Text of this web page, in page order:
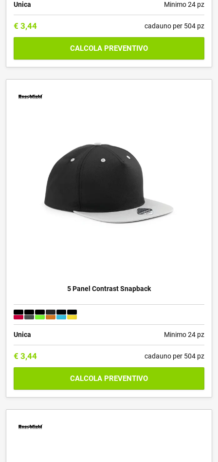
Unica Minimo 24 pz
€ 3,44 cadauno per 504 pz
CALCOLA PREVENTIVO
5 Panel Contrast Snapback
Unica Minimo 24 pz
€ 3,44 cadauno per 504 pz
CALCOLA PREVENTIVO